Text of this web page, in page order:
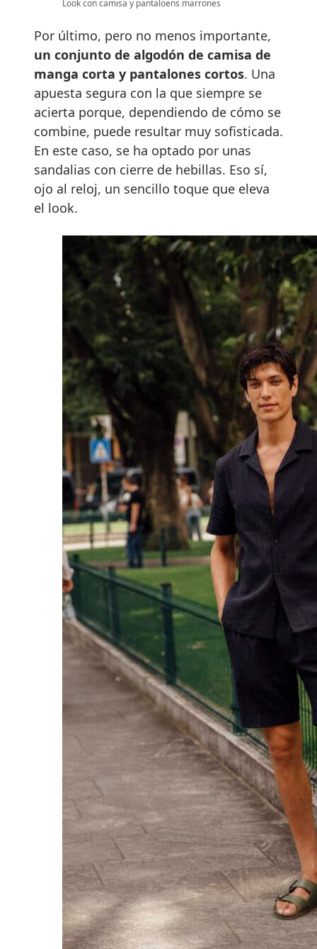
Look con camisa y pantaloens marrones
Por último, pero no menos importante,
un conjunto de algodón de camisa de
manga corta y pantalones cortos. Una
apuesta segura con la que siempre se
acierta porque, dependiendo de cómo se
combine, puede resultar muy sofisticada.
En este caso, se ha optado por unas
sandalias con cierre de hebillas. Eso sí,
ojo al reloj, un sencillo toque que eleva
el look.